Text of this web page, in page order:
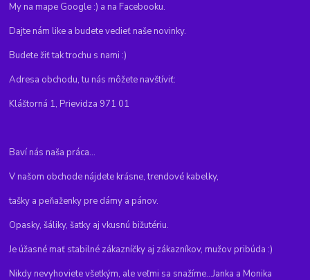
My na mape Google :) a na Facebooku.
Dajte nám like a budete vedieť naše novinky.
Budete žiť tak trochu s nami :)
Adresa obchodu, tu nás môžete navštíviť:
Kláštorná 1, Prievidza 971 01
Baví nás naša práca...
V našom obchode nájdete krásne, trendové kabelky,
tašky a peňaženky pre dámy a pánov.
Opasky, šáliky, šatky aj vkusnú bižutériu.
Je úžasné mať stabilné zákazníčky aj zákazníkov, mužov pribúda :)
Nikdy nevyhoviete všetkým, ale veľmi sa snažíme...Janka a Monika